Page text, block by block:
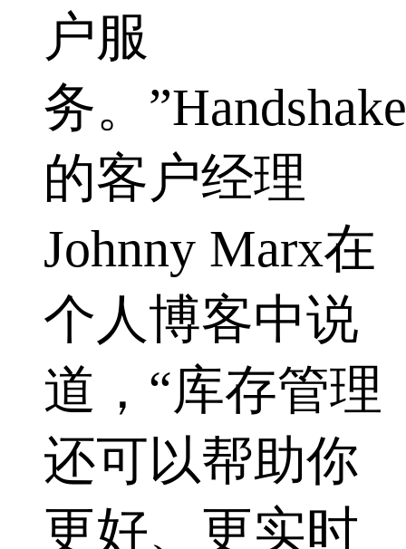
户服
务。”Handshake
的客户经理
Johnny Marx在
个人博客中说
道，“库存管理
还可以帮助你
更好、更实时